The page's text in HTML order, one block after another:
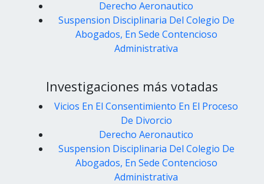
Derecho Aeronautico
Suspension Disciplinaria Del Colegio De
Abogados, En Sede Contencioso
Administrativa
Investigaciones más votadas
Vicios En El Consentimiento En El Proceso
De Divorcio
Derecho Aeronautico
Suspension Disciplinaria Del Colegio De
Abogados, En Sede Contencioso
Administrativa